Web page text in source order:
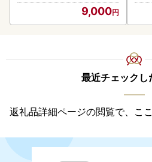
9,000
最近チェックし
返礼品詳細ページの閲覧で、こ